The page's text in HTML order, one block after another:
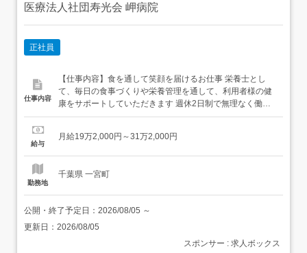
医療法人社団寿光会 岬病院
正社員
仕事内容
【仕事内容】食を通して笑顔を届けるお仕事 栄養士とし
て、毎日の食事づくりや栄養管理を通して、利用者様の健
康をサポートしていただきます 週休2日制で無理なく働け
る環境! 先輩スタッフがしっかりサポートします <お仕事内
理員業務全般>・病院入院患者様と職員のの食事調理・盛
給与
月給19万2,000円～31万2,000円
勤務地
千葉県 一宮町
公開・終了予定日： 2026/08/05 ～
更新日： 2026/08/05
スポンサー : 求人ボックス